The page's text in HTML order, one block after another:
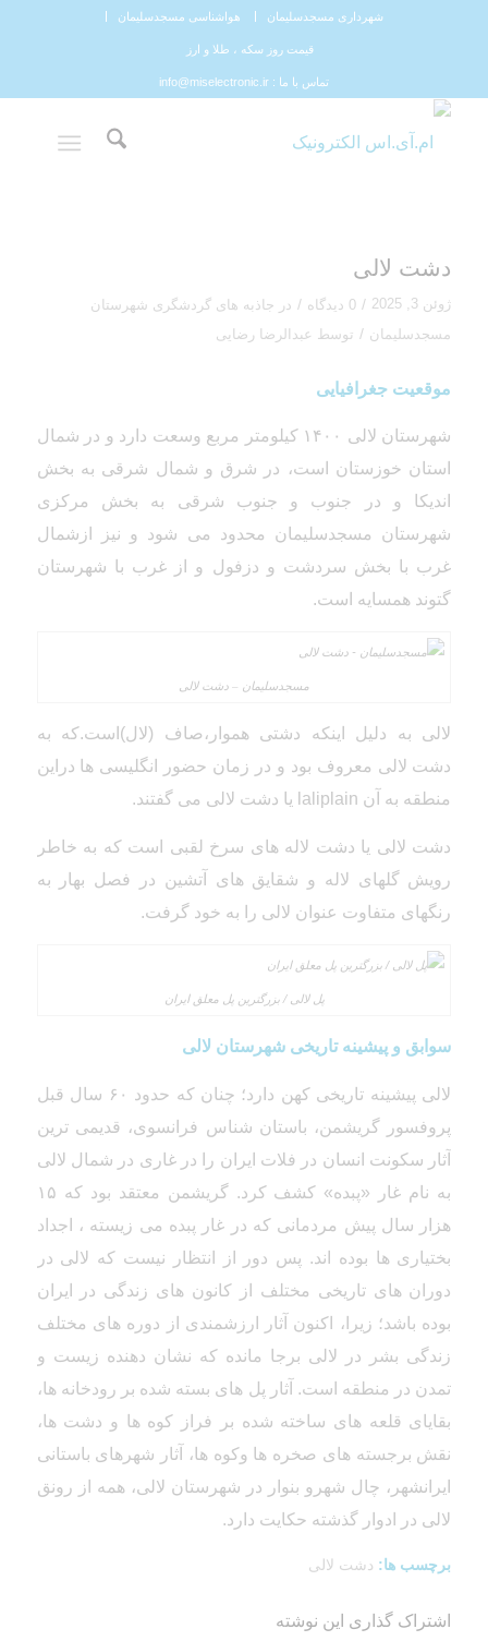
شهرداری مسجدسلیمان هواشناسی مسجدسلیمان
قیمت روز سکه ، طلا و ارز
تماس با ما : info@miselectronic.ir
دشت لالی
ژوئن 3, 2025 / 0 دیدگاه / در جاذبه های گردشگری شهرستان
مسجدسلیمان / توسط عبدالرضا رضایی
موقعیت جغرافیایی
شهرستان لالی ۱۴۰۰ کیلومتر مربع وسعت دارد و در شمال
استان خوزستان است، در شرق و شمال شرقی به بخش
اندیکا و در جنوب و جنوب شرقی به بخش مرکزی
شهرستان مسجدسلیمان محدود می شود و نیز ازشمال
غرب با بخش سردشت و دزفول و از غرب با شهرستان
گتوند همسایه است.
مسجدسلیمان – دشت لالی
لالی به دلیل اینکه دشتی هموار،صاف (لال)است.که به
دشت لالی معروف بود و در زمان حضور انگلیسی ها دراین
منطقه به آن laliplain یا دشت لالی می گفتند.
دشت لالی یا دشت لاله های سرخ لقبی است که به خاطر
رویش گلهای لاله و شقایق های آتشین در فصل بهار به
رنگهای متفاوت عنوان لالی را به خود گرفت.
پل لالی / بزرگترین پل معلق ایران
سوابق و پیشینه تاریخی شهرستان لالی
لالی پیشینه تاریخی کهن دارد؛ چنان که حدود ۶۰ سال قبل
پروفسور گریشمن، باستان شناس فرانسوی، قدیمی ترین
آثار سکونت انسان در فلات ایران را در غاری در شمال لالی
به نام غار «پبده» کشف کرد. گریشمن معتقد بود که ۱۵
هزار سال پیش مردمانی که در غار پبده می زیسته ، اجداد
بختیاری ها بوده اند. پس دور از انتظار نیست که لالی در
دوران های تاریخی مختلف از کانون های زندگی در ایران
بوده باشد؛ زیرا، اکنون آثار ارزشمندی از دوره های مختلف
زندگی بشر در لالی برجا مانده که نشان دهنده زیست و
تمدن در منطقه است. آثار پل های بسته شده بر رودخانه ها،
بقایای قلعه های ساخته شده بر فراز کوه ها و دشت ها،
نقش برجسته های صخره ها وکوه ها، آثار شهرهای باستانی
ایرانشهر، چال شهرو بنوار در شهرستان لالی، همه از رونق
لالی در ادوار گذشته حکایت دارد.
برچسب ها: دشت لالی
اشتراک گذاری این نوشته